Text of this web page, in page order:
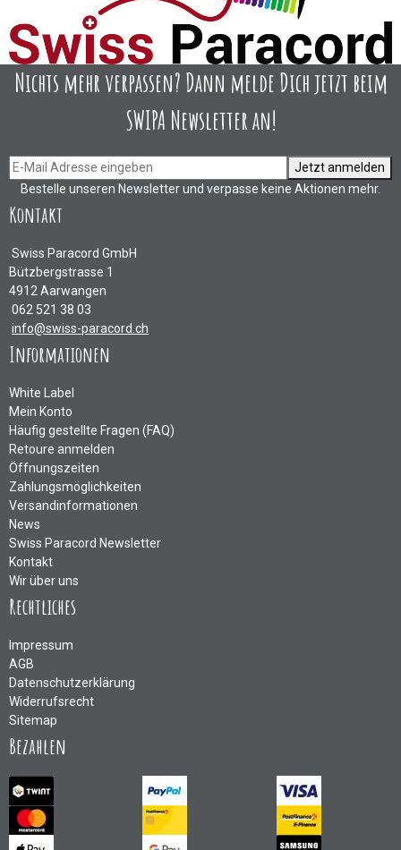
Nichts mehr verpassen? Dann melde Dich jetzt beim
SWIPA Newsletter an!
Jetzt anmelden
Bestelle unseren Newsletter und verpasse keine Aktionen mehr.
Kontakt
Swiss Paracord GmbH
Bützbergstrasse 1
4912 Aarwangen
062 521 38 03
info@swiss-paracord.ch
Informationen
White Label
Mein Konto
Häufig gestellte Fragen (FAQ)
Retoure anmelden
Öffnungszeiten
Zahlungsmöglichkeiten
Versandinformationen
News
Swiss Paracord Newsletter
Kontakt
Wir über uns
Rechtliches
Impressum
AGB
Datenschutzerklärung
Widerrufsrecht
Sitemap
Bezahlen